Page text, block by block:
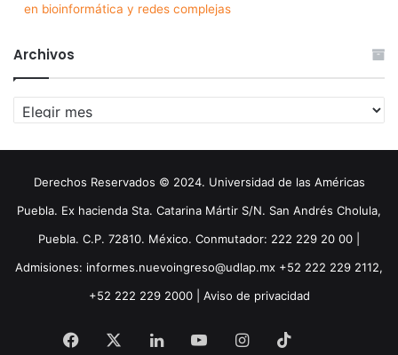
en bioinformática y redes complejas
Archivos
Archivos
Derechos Reservados © 2024. Universidad de las Américas
Puebla. Ex hacienda Sta. Catarina Mártir S/N. San Andrés Cholula,
Puebla. C.P. 72810. México. Conmutador: 222 229 20 00 |
Admisiones: informes.nuevoingreso@udlap.mx +52 222 229 2112,
+52 222 229 2000 | Aviso de privacidad
Facebook LinkedInYouTubeInstagram